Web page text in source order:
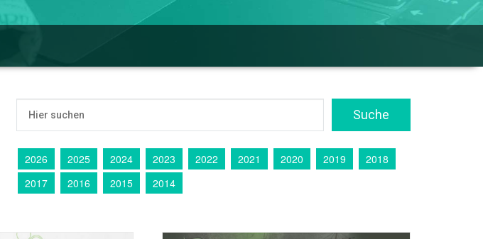
2026 2025 2024 2023 2022 2021 2020 2019
2018
2017
2016 2015 2014